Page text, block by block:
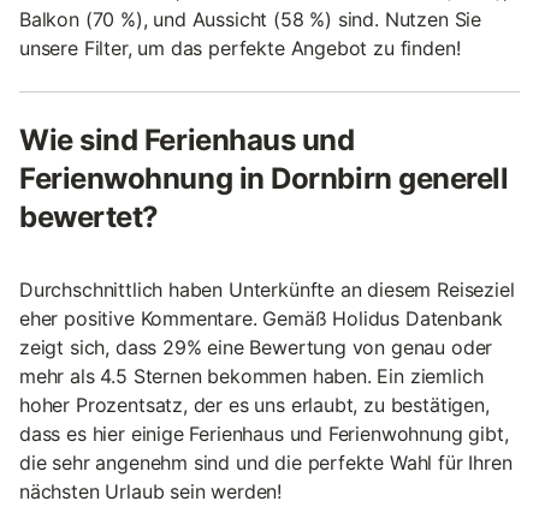
Balkon (70 %), und Aussicht (58 %) sind. Nutzen Sie
unsere Filter, um das perfekte Angebot zu finden!
Wie sind Ferienhaus und
Ferienwohnung in Dornbirn generell
bewertet?
Durchschnittlich haben Unterkünfte an diesem Reiseziel
eher positive Kommentare. Gemäß Holidus Datenbank
zeigt sich, dass 29% eine Bewertung von genau oder
mehr als 4.5 Sternen bekommen haben. Ein ziemlich
hoher Prozentsatz, der es uns erlaubt, zu bestätigen,
dass es hier einige Ferienhaus und Ferienwohnung gibt,
die sehr angenehm sind und die perfekte Wahl für Ihren
nächsten Urlaub sein werden!